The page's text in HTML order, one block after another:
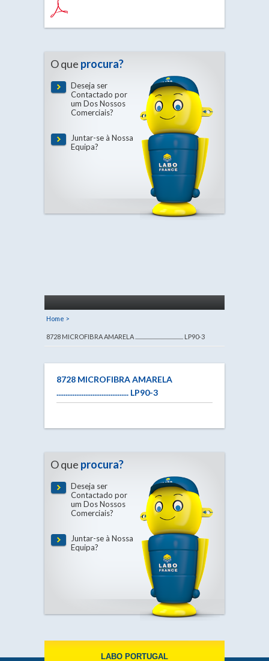
O que procura?
Deseja ser
Contactado por
um Dos Nossos
Comerciais?
Juntar-se à Nossa
Equipa?
Home >
8728 MICROFIBRA AMARELA ........................................ LP90-3
8728 MICROFIBRA AMARELA
........................................ LP90-3
O que procura?
Deseja ser
Contactado por
um Dos Nossos
Comerciais?
Juntar-se à Nossa
Equipa?
LABO PORTUGAL